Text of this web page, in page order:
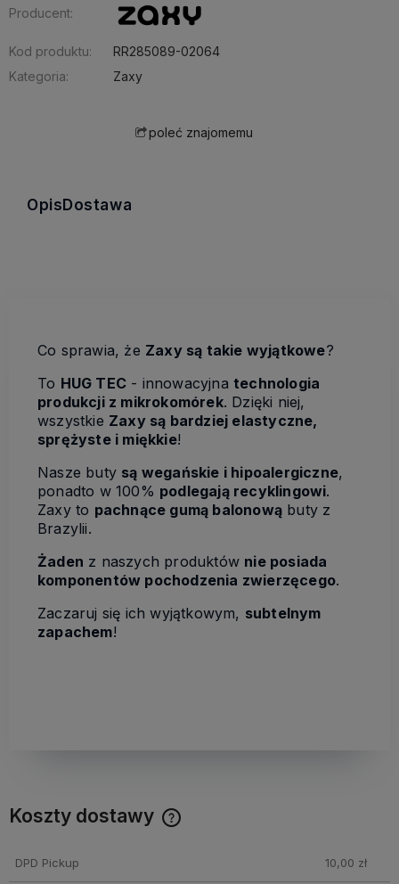
Producent:
Kod produktu:
RR285089-02064
Kategoria:
Zaxy
poleć znajomemu
Opis Dostawa
Co sprawia, że Zaxy są takie wyjątkowe?
To HUG TEC - innowacyjnatechnologia
produkcji z mikrokomórek. Dzięki niej,
wszystkie Zaxy są bardziej elastyczne,
sprężyste i miękkie!
Nasze buty są wegańskie i hipoalergiczne,
ponadto w 100% podlegają recyklingowi.
Zaxy to pachnące gumą balonową buty z
Brazylii.
Żaden z naszych produktów nie posiada
komponentów pochodzenia zwierzęcego.
Zaczaruj się ich wyjątkowym, subtelnym
zapachem!
Koszty dostawy
DPD Pickup 10,00 zł